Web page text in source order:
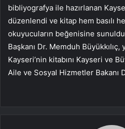
bibliyografya ile hazırlanan
düzenlendi ve kitap hem basılı
okuyucuların beğenisine
Başkanı Dr. Memduh
Kayseri’nin kitabını Kayseri ve
Aile ve Sosyal Hizmetler Bakanı